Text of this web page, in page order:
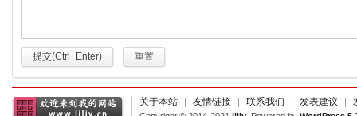
提交(Ctrl+Enter) 重置
关于本站 友情链接 联系我们 发表建议